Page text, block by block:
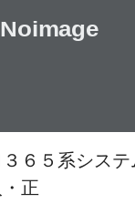
６５系システ
正